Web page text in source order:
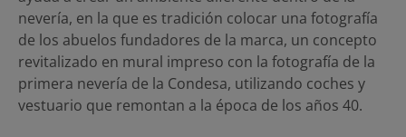
nevería, en la que es tradición colocar una fotografía
de los abuelos fundadores de la marca, un concepto
revitalizado en mural impreso con la fotografía de la
primera nevería de la Condesa, utilizando coches y
vestuario que remontan a la época de los años 40.